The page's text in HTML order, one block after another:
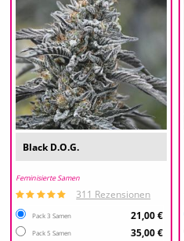
Black D.O.G.
Feminisierte Samen
311 Rezensionen
Pack 3 Samen 21,00 €
Pack 5 Samen 35,00 €